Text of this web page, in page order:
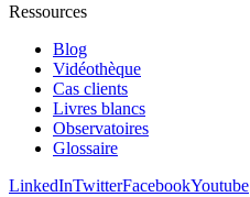
Ressources
Blog
Vidéothèque
Cas clients
Livres blancs
Observatoires
Glossaire
LinkedInTwitterFacebookYoutube